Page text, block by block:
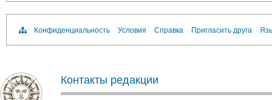
Конфиденциальность Условия Справка Пригласить друга
Контакты редакции